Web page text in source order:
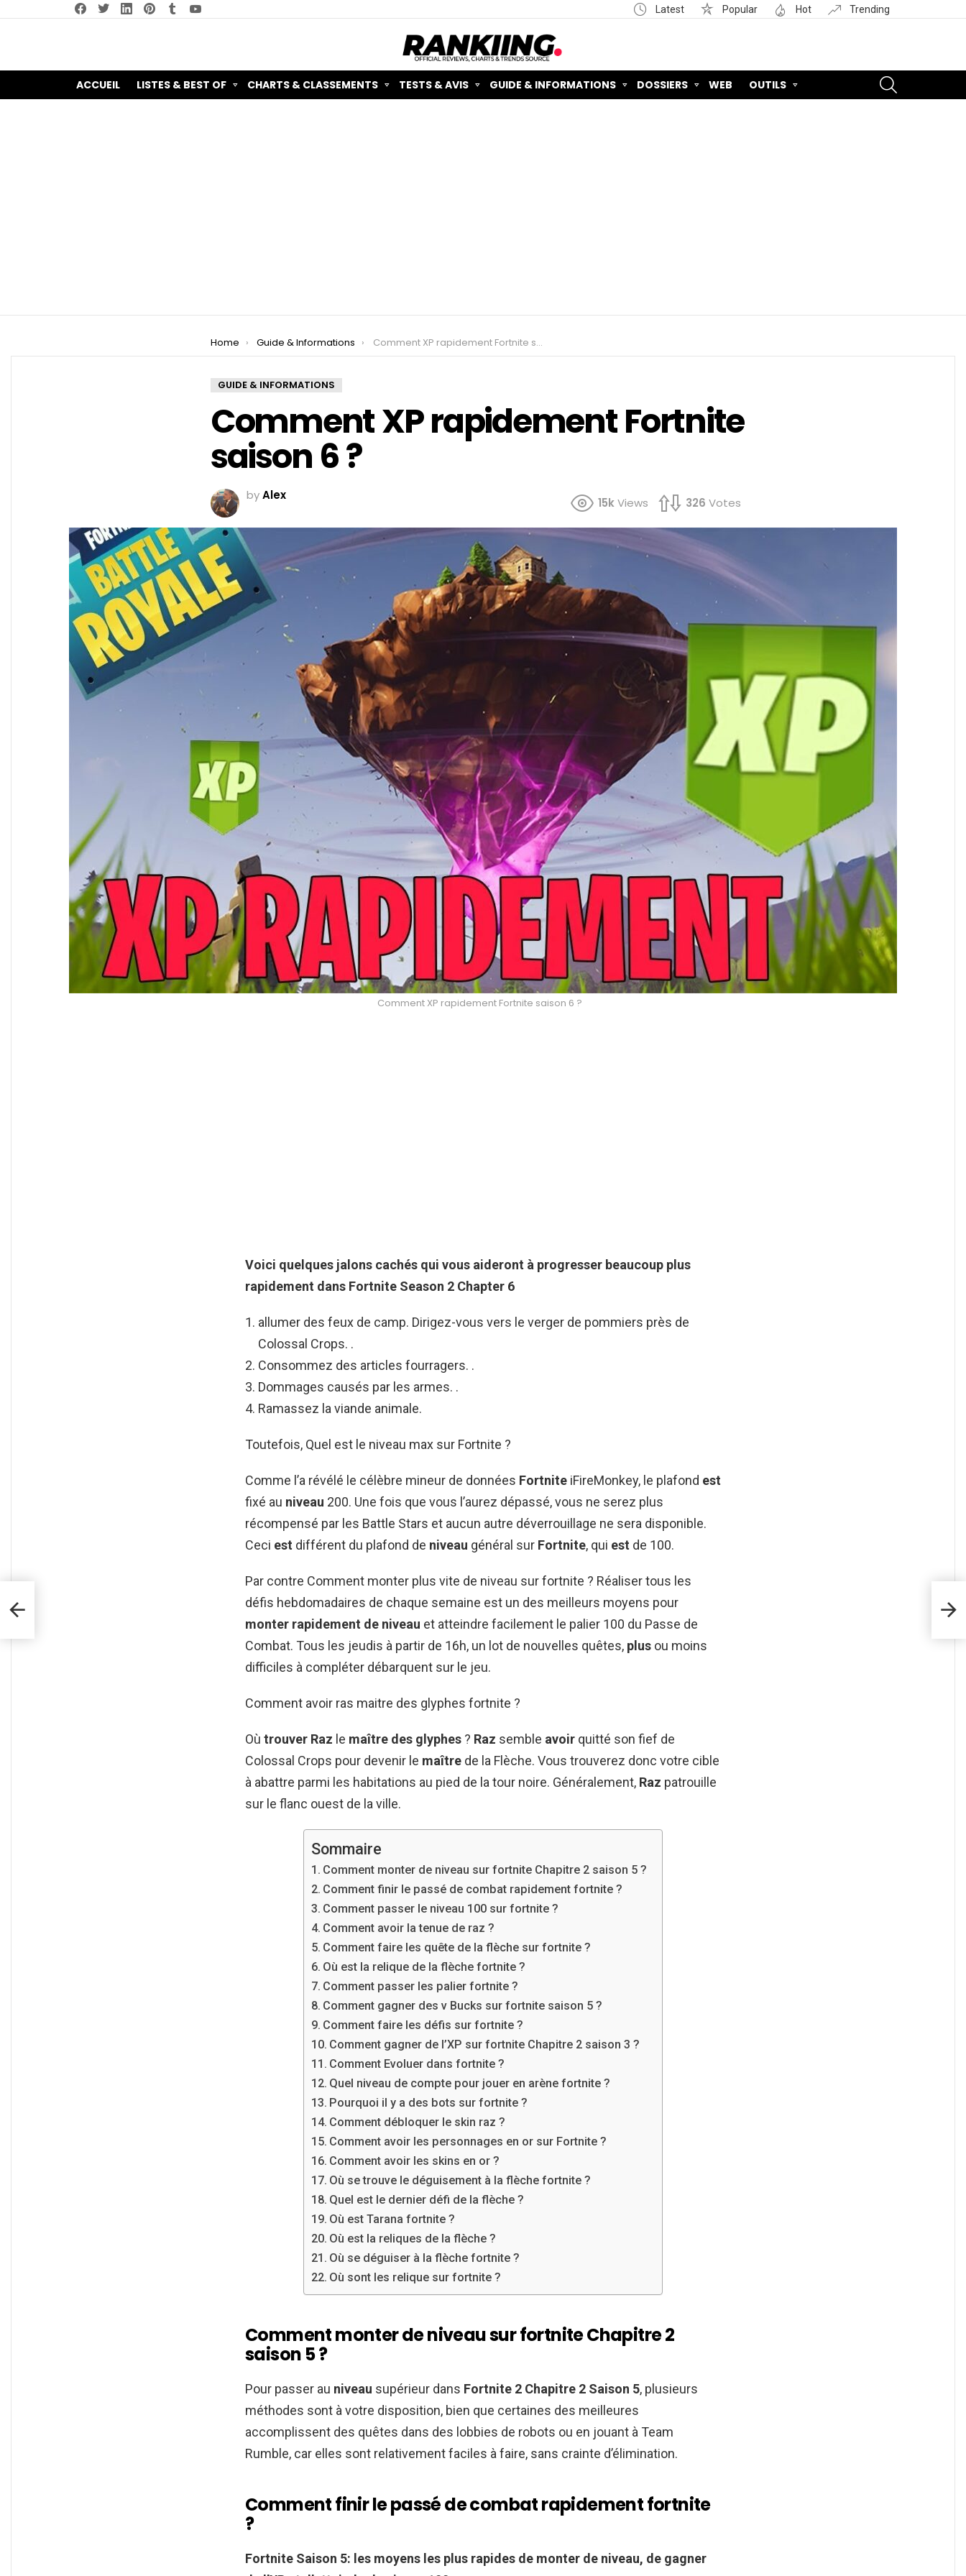
facebooktwitterlinkedin pinterest
Latest Popular Hot Trending
ACCUEIL LISTES & BEST OF CHARTS & CLASSEMENTS TESTS & AVIS GUIDE & INFORMATIONS DOSSIERS WEB OUTILS
You are here:
Home Guide & Informations Comment XP rapidement Fortnite saison 6 ?
GUIDE & INFORMATIONS
Comment XP rapidement Fortnite
saison 6 ?
byAlex
15kViews 326 Votes
Comment XP rapidement Fortnite saison 6 ?
Voici quelques jalons cachés qui vous aideront à progresser beaucoup plus
rapidement dans Fortnite Season 2 Chapter 6
allumer des feux de camp. Dirigez-vous vers le verger de pommiers près de
Colossal Crops. .
Consommez des articles fourragers. .
Dommages causés par les armes. .
Ramassez la viande animale.
Toutefois, Quel est le niveau max sur Fortnite ?
Comme l’a révélé le célèbre mineur de données Fortnite iFireMonkey, le plafond est
fixé au niveau 200. Une fois que vous l’aurez dépassé, vous ne serez plus
récompensé par les Battle Stars et aucun autre déverrouillage ne sera disponible.
Ceci est différent du plafond de niveau général sur Fortnite, qui est de 100.
Par contre Comment monter plus vite de niveau sur fortnite ? Réaliser tous les
défis hebdomadaires de chaque semaine est un des meilleurs moyens pour
monter rapidement de niveau et atteindre facilement le palier 100 du Passe de
Combat. Tous les jeudis à partir de 16h, un lot de nouvelles quêtes, plus ou moins
difficiles à compléter débarquent sur le jeu.
Comment avoir ras maitre des glyphes fortnite ?
Où trouver Raz le maître des glyphes ? Raz semble avoir quitté son fief de
Colossal Crops pour devenir le maître de la Flèche. Vous trouverez donc votre cible
à abattre parmi les habitations au pied de la tour noire. Généralement, Raz patrouille
sur le flanc ouest de la ville.
Sommaire
Comment monter de niveau sur fortnite Chapitre 2 saison 5 ?
Comment finir le passé de combat rapidement fortnite ?
Comment passer le niveau 100 sur fortnite ?
Comment avoir la tenue de raz ?
Comment faire les quête de la flèche sur fortnite ?
Où est la relique de la flèche fortnite ?
Comment passer les palier fortnite ?
Comment gagner des v Bucks sur fortnite saison 5 ?
Comment faire les défis sur fortnite ?
Comment gagner de l’XP sur fortnite Chapitre 2 saison 3 ?
Comment Evoluer dans fortnite ?
Quel niveau de compte pour jouer en arène fortnite ?
Pourquoi il y a des bots sur fortnite ?
Comment débloquer le skin raz ?
Comment avoir les personnages en or sur Fortnite ?
Comment avoir les skins en or ?
Où se trouve le déguisement à la flèche fortnite ?
Quel est le dernier défi de la flèche ?
Où est Tarana fortnite ?
Où est la reliques de la flèche ?
Où se déguiser à la flèche fortnite ?
Où sont les relique sur fortnite ?
Comment monter de niveau sur fortnite Chapitre 2
saison 5 ?
Pour passer au niveau supérieur dans Fortnite 2 Chapitre 2 Saison 5, plusieurs
méthodes sont à votre disposition, bien que certaines des meilleures
accomplissent des quêtes dans des lobbies de robots ou en jouant à Team
Rumble, car elles sont relativement faciles à faire, sans crainte d’élimination.
Comment finir le passé de combat rapidement fortnite
?
Fortnite Saison 5: les moyens les plus rapides de monter de niveau, de gagner
?